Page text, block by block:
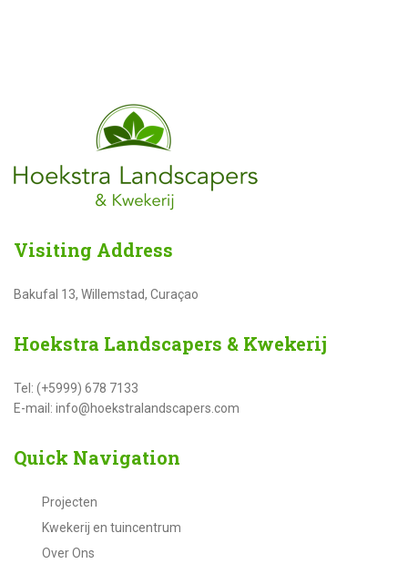
Visiting Address
Bakufal 13, Willemstad, Curaçao
Hoekstra Landscapers & Kwekerij
Tel: (+5999) 678 7133
E-mail: info@hoekstralandscapers.com
Quick Navigation
Projecten
Kwekerij en tuincentrum
Over Ons